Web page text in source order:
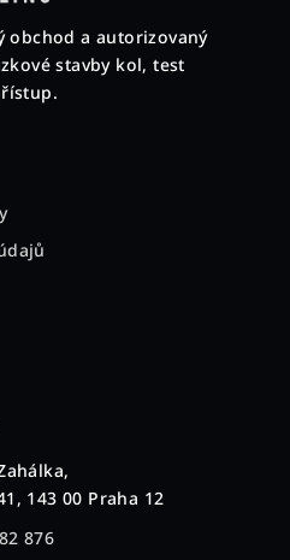
obchod a autorizovaný
stavby kol, test
143 00 Praha 12
876